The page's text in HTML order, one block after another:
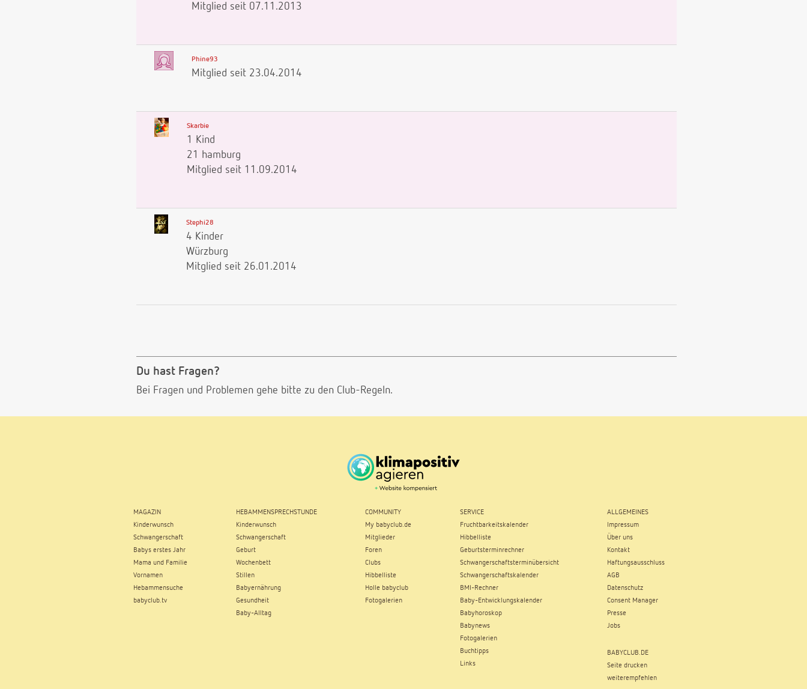
Mitglied seit 07.11.2013
Phine93
Mitglied seit 23.04.2014
Skarbie
1 Kind
21 hamburg
Mitglied seit 11.09.2014
Stephi28
4 Kinder
Würzburg
Mitglied seit 26.01.2014
Du hast Fragen?
Bei Fragen und Problemen gehe bitte zu den Club-Regeln.
MAGAZIN
Kinderwunsch
Schwangerschaft
Babys erstes Jahr
Mama und Familie
Vornamen
Hebammensuche
babyclub.tv
HEBAMMENSPRECHSTUNDE
Kinderwunsch
Schwangerschaft
Geburt
Wochenbett
Stillen
Babyernährung
Gesundheit
Baby-Alltag
COMMUNITY
My babyclub.de
Mitglieder
Foren
Clubs
Hibbelliste
Holle babyclub
Fotogalerien
SERVICE
Fruchtbarkeitskalender
Hibbelliste
Geburtsterminrechner
Schwangerschaftsterminübersicht
Schwangerschaftskalender
BMI-Rechner
Baby-Entwicklungskalender
Babyhoroskop
Babynews
Fotogalerien
Buchtipps
Links
ALLGEMEINES
Impressum
Über uns
Kontakt
Haftungsausschluss
AGB
Datenschutz
Consent Manager
Presse
Jobs
BABYCLUB.DE
Seite drucken
weiterempfehlen